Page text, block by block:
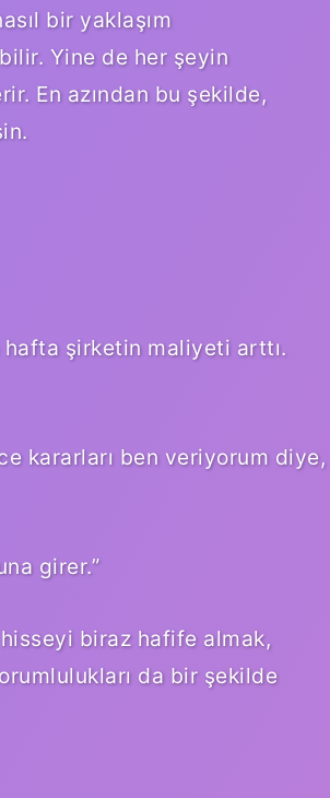
bir yaklaşım
Yine de her şeyin
En azından bu şekilde,
hafta şirketin maliyeti arttı.
kararları ben veriyorum diye,
girer.”
biraz hafife almak,
da bir şekilde